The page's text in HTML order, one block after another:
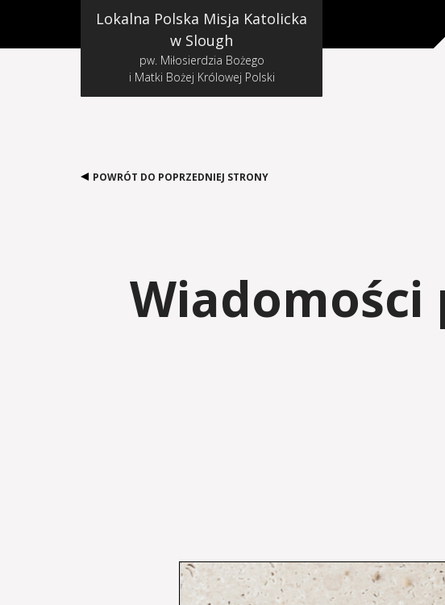
Lokalna Polska Misja Katolicka
w Slough
pw. Miłosierdzia Bożego
i Matki Bożej Królowej Polski
POWRÓT DO POPRZEDNIEJ STRONY